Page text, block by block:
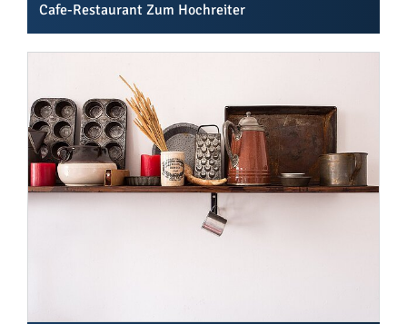
Cafe-Restaurant Zum Hochreiter